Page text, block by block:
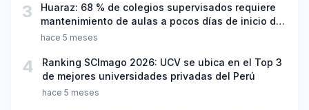
3
Huaraz: 68 % de colegios supervisados requiere
mantenimiento de aulas a pocos días de inicio del
año escolar 2026
hace 5 meses
4
Ranking SCImago 2026: UCV se ubica en el Top 3
de mejores universidades privadas del Perú
hace 5 meses